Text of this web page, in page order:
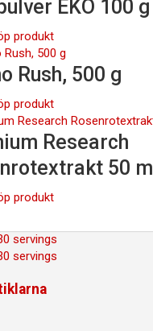
EKO 100 g
produkt
Rush, 500 g
produkt
Research
50 ml
produkt
servings
servings